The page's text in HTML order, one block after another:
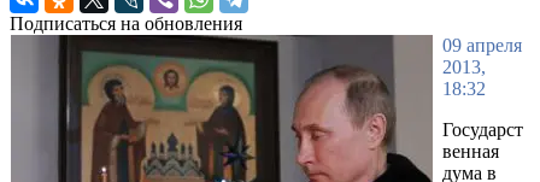
Подписаться на обновления
09 апреля
2013,
18:32
Государст
венная
дума в